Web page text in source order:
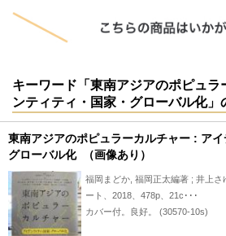
キーワード「東南アジアのポピュラ
ンティティ・国家・グローバル化」
東南アジアのポピュラーカルチャー : アイ
グローバル化 （画像あり）
福岡まどか, 福岡正太編著 ; 井上さ
ート、2018、478p、21c･･･
カバー付。良好。 (30570-10s)